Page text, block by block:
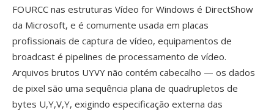
FOURCC nas estruturas Vídeo for Windows é DirectShow
da Microsoft, e é comumente usada em placas
profissionais de captura de vídeo, equipamentos de
broadcast é pipelines de processamento de vídeo.
Arquivos brutos UYVY não contém cabecalho — os dados
de pixel são uma sequência plana de quadrupletos de
bytes U,Y,V,Y, exigindo especificação externa das